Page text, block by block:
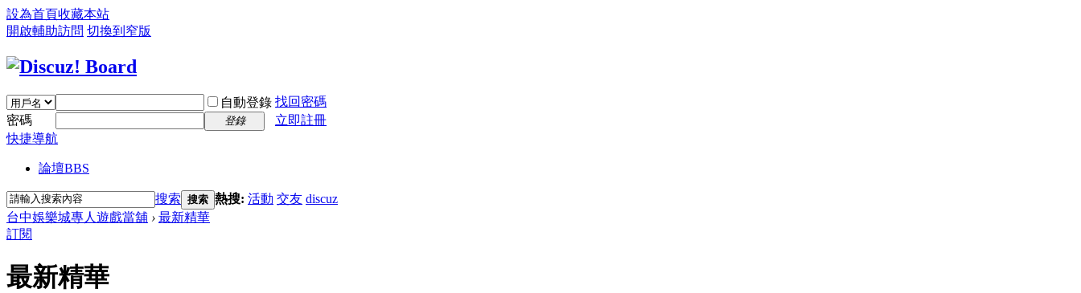
設為首頁收藏本站
開啟輔助訪問 切換到窄版
自動登錄 找回密碼
密碼
登錄
立即註冊
快捷導航
論壇BBS
搜索 搜索 熱搜: 活動 交友 discuz
台中娛樂城專人遊戲當舖 › 最新精華
訂閱
最新精華